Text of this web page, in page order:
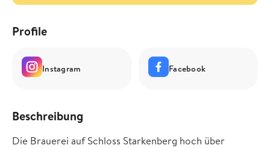
Profile
Instagram Facebook
Beschreibung
Die Brauerei auf Schloss Starkenberg hoch über